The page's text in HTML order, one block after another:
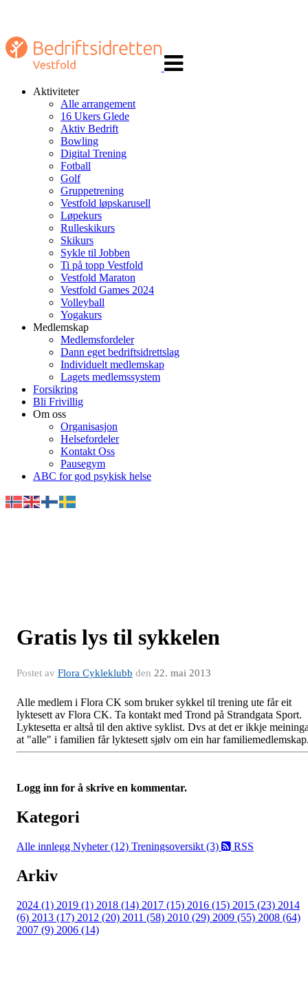
navigasjon
Aktiviteter
Alle arrangement
16 Ukers Glede
Aktiv Bedrift
Bowling
Digital Trening
Fotball
Golf
Gruppetrening
Vestfold løpskarusell
Løpekurs
Rulleskikurs
Skikurs
Sykle til Jobben
Ti på topp Vestfold
Vestfold Maraton
Vestfold Games 2024
Volleyball
Yogakurs
Medlemskap
Medlemsfordeler
Dann eget bedriftsidrettslag
Individuelt medlemskap
Lagets medlemssystem
Forsikring
Bli Frivillig
Om oss
Organisasjon
Helsefordeler
Kontakt Oss
Pausegym
ABC for god psykisk helse
Gratis lys til sykkelen
Postet av Flora Cykleklubb den 22. mai 2013
Alle medlem i Flora CK som bruker sykkel til trening ute får eit
lyktesett av Flora CK. Ta kontakt med Trond på Strandgata Sport.
Lyktesetta er altså til den aktive syklist. Dvs at det er ikkje
at "alle" i familien får lyktesett sjølv om ein har
Logg inn for å skrive en kommentar.
Kategori
Alle innlegg Nyheter (12) Treningsoversikt (3) RSS
Arkiv
2024 (1) 2019 (1) 2018 (14) 2017 (15) 2016 (15) 2015 (23) 2014
(6) 2013 (17) 2012 (20) 2011 (58) 2010 (29) 2009 (55) 2008 (64)
2007 (9) 2006 (14)